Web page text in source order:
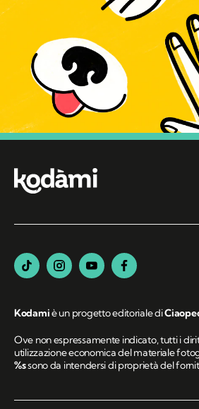
Kodamiè un progetto editoriale di
Ove non espressamente indicato, tutti i
utilizzazione economica del materiale
%ssono da intendersi di proprietà del